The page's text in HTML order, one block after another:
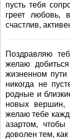
пусть тебя
греет любовь,
счастлив,
Поздравляю
желаю
жизненном пути
никогда не
родные и
новых вершин,
желаю тебе
азартом,
доволен тем,